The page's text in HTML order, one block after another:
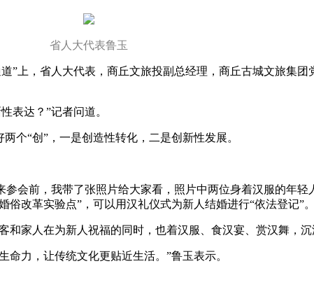
省人大代表鲁玉
，省人大代表，商丘文旅投副总经理，商丘古城文旅集团
表达？”记者问道。
“创”，一是创造性转化，二是创新性发展。
会前，我带了张照片给大家看，照片中两位身着汉服的年
改革实验点”，可以用汉礼仪式为新人结婚进行“依法登记”。
家人在为新人祝福的同时，也着汉服、食汉宴、赏汉舞，沉
力，让传统文化更贴近生活。”鲁玉表示。